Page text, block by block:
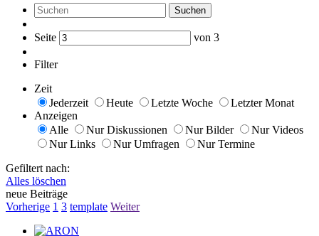
Suchen
Seite von 3
Filter
Zeit
Jederzeit
Heute Letzte Woche
Letzter Monat
Anzeigen
Alle
Nur Diskussionen Nur Bilder
Nur Videos
Nur Links
Nur Umfragen
Nur Termine
Gefiltert nach:
Alles löschen
neue Beiträge
Vorherige 1 3 template Weiter